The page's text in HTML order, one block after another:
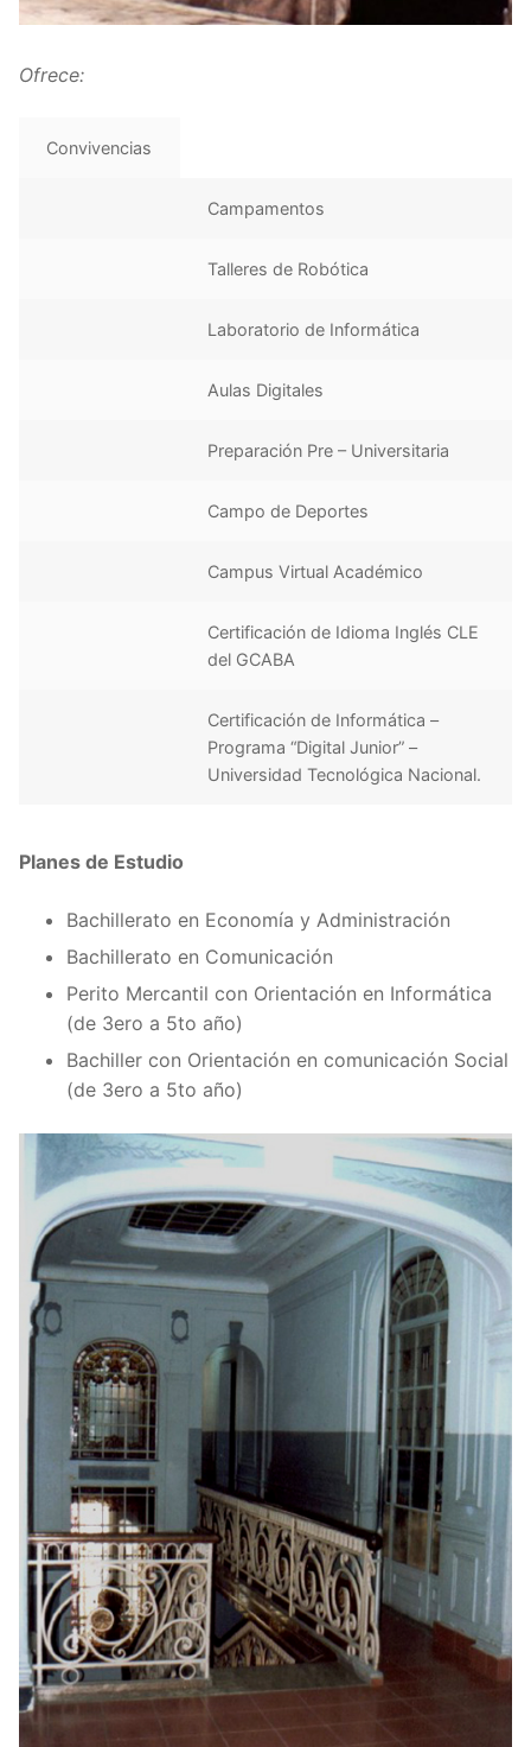
Ofrece:
Convivencias
Campamentos
Talleres de Robótica
Laboratorio de Informática
Aulas Digitales
Preparación Pre – Universitaria
Campo de Deportes
Campus Virtual Académico
Certificación de Idioma Inglés CLE
del GCABA
Certificación de Informática –
Programa “Digital Junior” –
Universidad Tecnológica Nacional.
Planes de Estudio
Bachillerato en Economía y Administración
Bachillerato en Comunicación
Perito Mercantil con Orientación en Informática
(de 3ero a 5to año)
Bachiller con Orientación en comunicación Social
(de 3ero a 5to año)